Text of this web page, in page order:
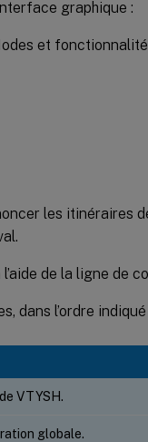
graphique :
et
les itinéraires
de la ligne de
dans l’ordre indiqué
VTYSH.
globale.